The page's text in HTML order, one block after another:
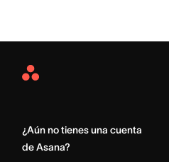
Asana
¿Aún no tienes una cuenta
de Asana?